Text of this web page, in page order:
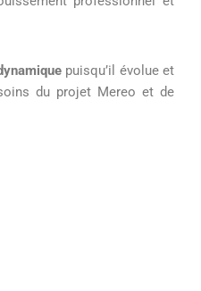
puisqu’il évolue et
du projet Mereo et de